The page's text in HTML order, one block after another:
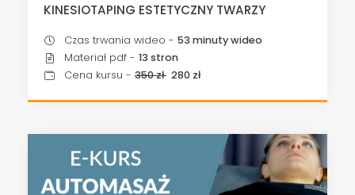
KINESIOTAPING ESTETYCZNY TWARZY
Czas trwania wideo - 53 minuty wideo
Materiał pdf - 13 stron
Cena kursu - 350 zł 280 zł